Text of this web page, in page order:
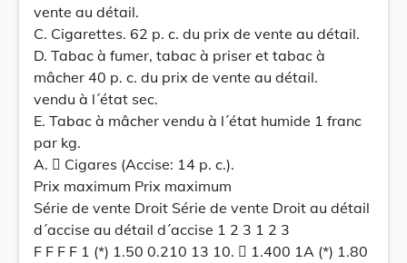
vente au détail.
C. Cigarettes. 62 p. c. du prix de vente au détail.
D. Tabac à fumer, tabac à priser et tabac à
mâcher 40 p. c. du prix de vente au détail.
vendu à l´état sec.
E. Tabac à mâcher vendu à l´état humide 1 franc
par kg.
A.  Cigares (Accise: 14 p. c.).
Prix maximum Prix maximum
Série de vente Droit Série de vente Droit au détail
d´accise au détail d´accise 1 2 3 1 2 3
F F F F 1 (*) 1.50 0.210 13 10.  1.400 1A (*) 1.80